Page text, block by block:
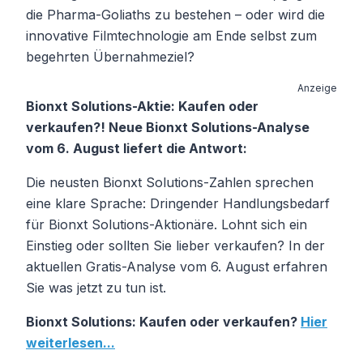
die Pharma-Goliaths zu bestehen – oder wird die
innovative Filmtechnologie am Ende selbst zum
begehrten Übernahmeziel?
Anzeige
Bionxt Solutions-Aktie: Kaufen oder
verkaufen?! Neue Bionxt Solutions-Analyse
vom 6. August liefert die Antwort:
Die neusten Bionxt Solutions-Zahlen sprechen
eine klare Sprache: Dringender Handlungsbedarf
für Bionxt Solutions-Aktionäre. Lohnt sich ein
Einstieg oder sollten Sie lieber verkaufen? In der
aktuellen Gratis-Analyse vom 6. August erfahren
Sie was jetzt zu tun ist.
Bionxt Solutions: Kaufen oder verkaufen? Hier
weiterlesen...